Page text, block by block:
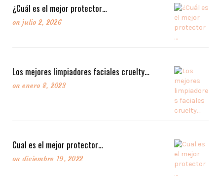
¿Cuál es el mejor protector…
on julio 2, 2026
Los mejores limpiadores faciales cruelty…
on enero 8, 2023
Cual es el mejor protector…
on diciembre 19, 2022